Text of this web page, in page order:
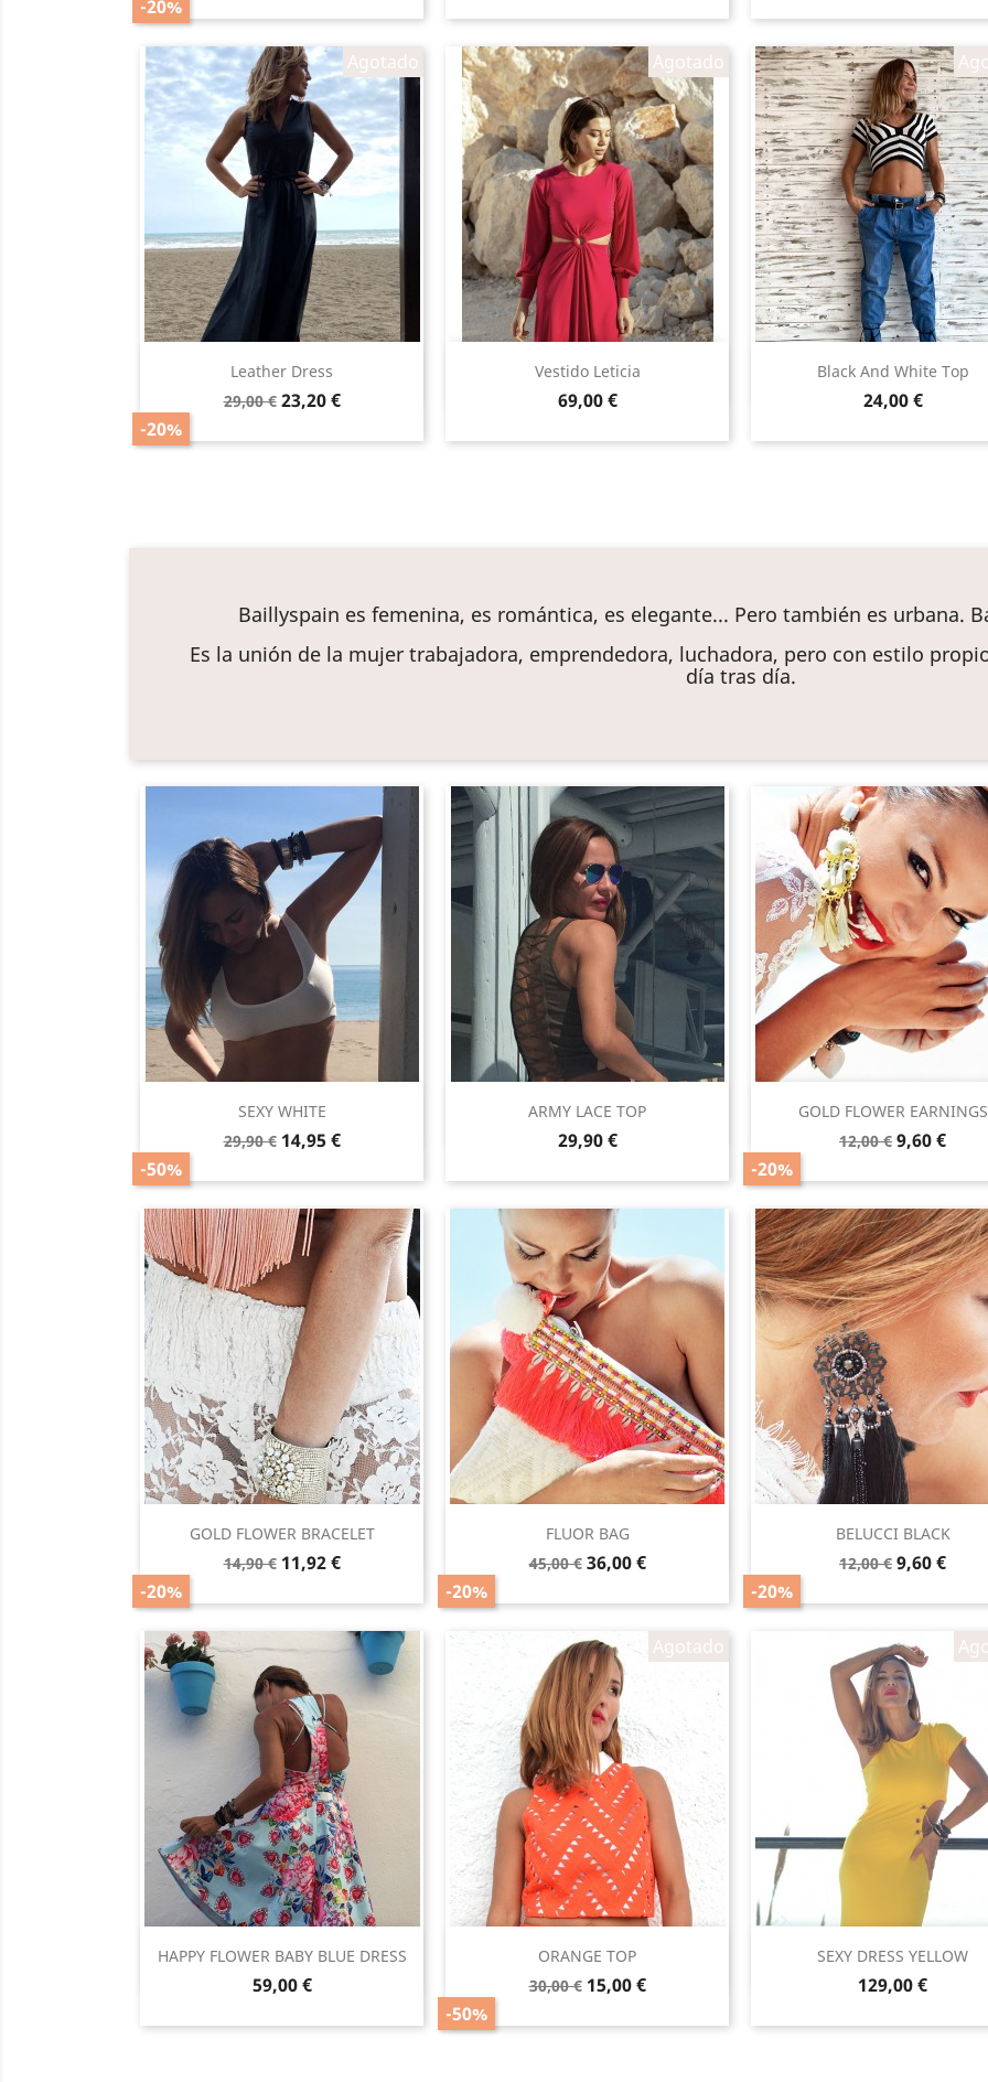
-20%
Agotado
Leather Dress
Precio
29,00 €
-20%
Precio
23,20 €
Vista rápida
Agotado
Vestido Leticia
Precio
69,00 €
Vista rápida Black And White Top
Precio
24,00 €
Vista rápida
Baillyspain es femenina, es romántica, es elegante... Pero también es urbana.
Es la unión de la mujer trabajadora, emprendedora, luchadora, pero con estilo
día tras día.
SEXY WHITE
Precio
29,90 €
-50%
Precio
14,95 €
Vista rápida ARMY LACE TOP
Precio
29,90 €
Vista rápida
Green
GOLD FLOWER EARNINGS
Precio
12,00 €
-20%
Precio
9,60 €
Vista rápida
GOLD FLOWER BRACELET
Precio
14,90 €
-20%
Precio
11,92 €
Vista rápida FLUOR BAG
Precio
45,00 €
-20%
Precio
36,00 €
Vista rápida BELUCCI BLACK
Precio
12,00 €
-20%
Precio
9,60 €
Vista rápida
HAPPY FLOWER BABY BLUE DRESS
Precio
59,00 €
Vista rápida
Agotado
ORANGE TOP
Precio
30,00 €
-50%
Precio
15,00 €
Vista rápida SEXY DRESS YELLOW
Precio
129,00 €
 Vista rápida